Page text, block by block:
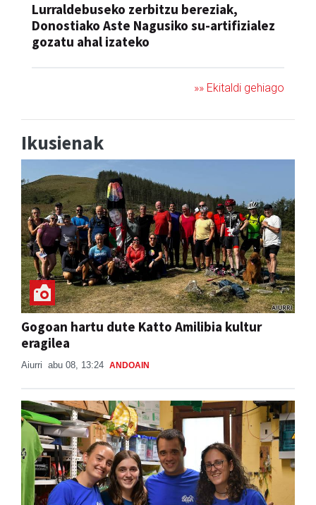
Lurraldebuseko zerbitzu bereziak,
Donostiako Aste Nagusiko su-artifizialez
gozatu ahal izateko
»» Ekitaldi gehiago
Ikusienak
Gogoan hartu dute Katto Amilibia kultur
eragilea
Aiurri abu 08, 13:24 ANDOAIN